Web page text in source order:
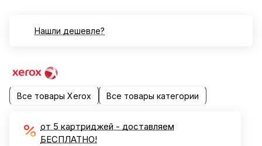
Нашли дешевле?
Все товары Xerox Все товары категории
от 5 картриджей - доставляем
БЕСПЛАТНО!